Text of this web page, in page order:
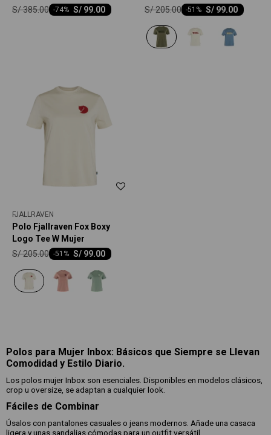
S/ 99.00
-74
S/385.00
S/ 99.00
-51
S/205.00
FJALLRAVEN
Polo Fjallraven Fox Boxy
Logo Tee W Mujer
S/ 99.00
-51
S/205.00
Polos para Mujer Inbox: Básicos que Siempre se Llevan
Comodidad y Estilo Diario.
Los polos mujer Inbox son esenciales. Disponibles en modelos clásicos,
crop u oversize, se adaptan a cualquier look.
Fáciles de Combinar
Úsalos con pantalones casuales o jeans modernos. Añade una casaca
ligera y unas sandalias cómodas para un outfit versátil.